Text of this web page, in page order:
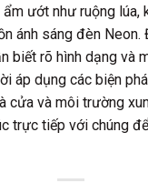
ướt như ruộng lúa,
ánh sáng đèn Neon.
biết rõ hình dạng và
áp dụng các biện
cửa và môi trường
trực tiếp với chúng